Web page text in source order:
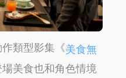
類型影集《美食無
美食也和角色情境